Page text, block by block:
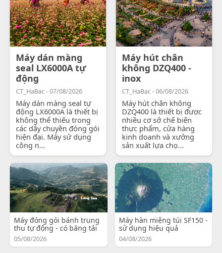
Máy dán màng
seal LX6000A tự
động
CT_HaBac - 07/08/2026
Máy dán màng seal tự
động LX6000A là thiết bị
không thể thiếu trong
các dây chuyền đóng gói
hiện đại. Máy sử dụng
công n...
Máy hút chân
không DZQ400 -
inox
CT_HaBac - 06/08/2026
Máy hút chân không
DZQ400 là thiết bị được
nhiều cơ sở chế biến
thực phẩm, cửa hàng
kinh doanh và xưởng
sản xuất lựa chọ...
Máy đóng gói bánh trung
thu tự động - có băng tải
05/08/2026
Máy hàn miệng túi SF150 -
sử dụng hiệu quả
04/08/2026